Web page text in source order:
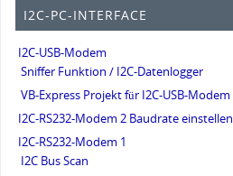
I2C-PC-INTERFACE
I2C-USB-Modem
Sniffer Funktion / I2C-Datenlogger
VB-Express Projekt für I2C-USB-Modem
I2C-RS232-Modem 2 Baudrate einstellen
I2C-RS232-Modem 1
I2C Bus Scan